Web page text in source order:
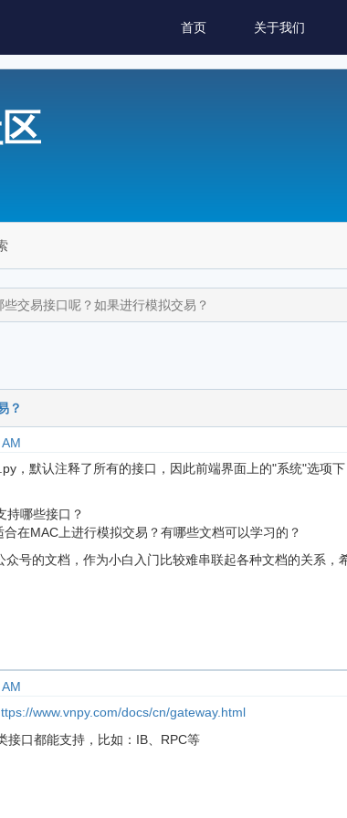
首页 关于我们
交易接口呢？如果进行模拟交易？
？
，默认注释了所有的接口，因此前端界面上的"系统"选项下
持哪些接口？
合在MAC上进行模拟交易？有哪些文档可以学习的？
众号的文档，作为小白入门比较难串联起各种文档的关系，
www.vnpy.com/docs/cn/gateway.html
接口都能支持，比如：IB、RPC等